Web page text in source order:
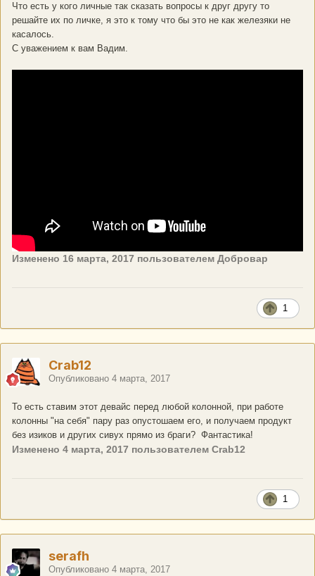
Что есть у кого личные так сказать вопросы к друг другу то
решайте их по личке, я это к тому что бы это не как железяки не
касалось.
С уважением к вам Вадим.
Изменено 16 марта, 2017 пользователем Добровар
1
Crab12
Опубликовано 4 марта, 2017
То есть ставим этот девайс перед любой колонной, при работе
колонны "на себя" пару раз опустошаем его, и получаем продукт
без изиков и других сивух прямо из браги? Фантастика!
Изменено 4 марта, 2017 пользователем Crab12
1
serafh
Опубликовано 4 марта, 2017